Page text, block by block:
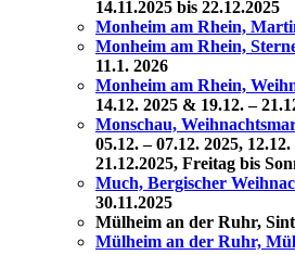
14.11.2025 bis 22.12.2025
Monheim am Rhein,
Monheim am Rhein,
11.1. 2026
Monheim am Rhein,
14.12. 2025 & 19.12. –
Monschau,
05.12. – 07.12. 2025,
21.12.2025, Freitag bis
Much, Bergischer
30.11.2025
Mülheim an der Ruhr,
Mülheim an der Ruhr,